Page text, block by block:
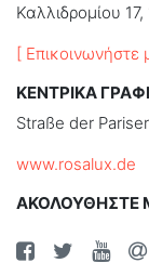
Καλλιδρομίου
[ Επικοινωνήστε
ΚΕΝΤΡΙΚΑ
Straße der
www.rosalux.de
ΑΚΟΛΟΥΘΗΣΤΕ